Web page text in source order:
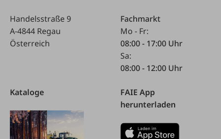
Handelsstraße 9
A-4844 Regau
Österreich
Fachmarkt
Mo - Fr:
08:00 - 17:00 Uhr
Sa:
08:00 - 12:00 Uhr
Kataloge
FAIE App
herunterladen